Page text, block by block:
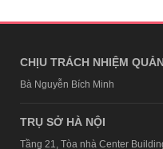
CHỊU TRÁCH NHIỆM
Bà Nguyễn Bích Minh
TRỤ SỞ HÀ NỘI
Tầng 21, Tòa nhà Center